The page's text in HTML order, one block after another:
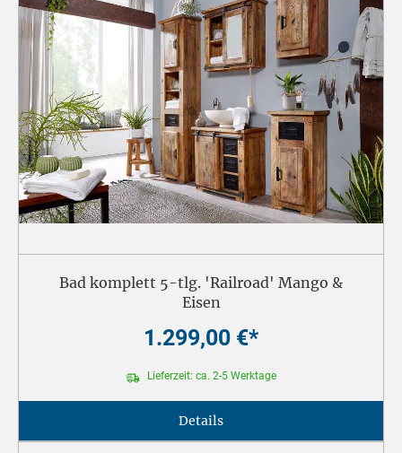
Bad komplett 5-tlg. 'Railroad' Mango &
Eisen
1.299,00 €*
Lieferzeit: ca. 2-5 Werktage
Details